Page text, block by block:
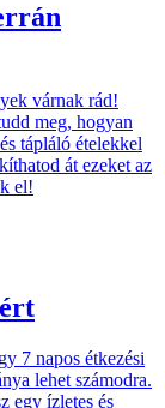
várnak rád!
meg, hogyan
tápláló ételekkel
át ezeket az
el!
7 napos étkezési
lehet számodra.
egy ízletes és